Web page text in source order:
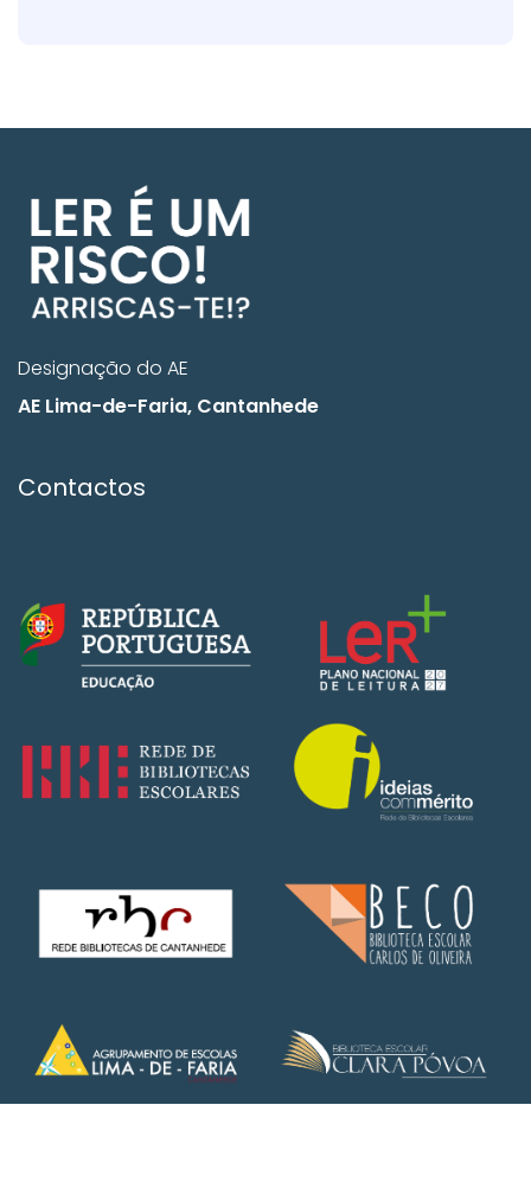
Designação do AE
AE Lima-de-Faria, Cantanhede
Contactos